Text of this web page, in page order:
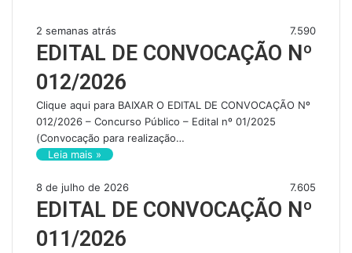
2 semanas atrás 7.590
EDITAL DE CONVOCAÇÃO Nº
012/2026
Clique aqui para BAIXAR O EDITAL DE CONVOCAÇÃO Nº
012/2026 – Concurso Público – Edital nº 01/2025
(Convocação para realização…
Leia mais »
8 de julho de 2026 7.605
EDITAL DE CONVOCAÇÃO Nº
011/2026